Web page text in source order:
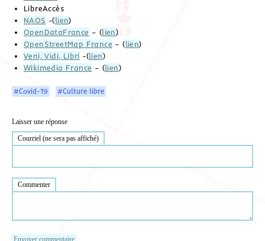
LibreAccès
NAOS -(lien)
OpenDataFrance – (lien)
OpenStreetMap France – (lien)
Veni, Vidi, Libri -(lien)
Wikimedia France – (lien)
#Covid-19 #Culture libre
Laisser une réponse
Courriel (ne sera pas affiché)
Commenter